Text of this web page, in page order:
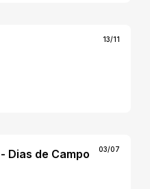
13/11
03/07
Dias de Campo